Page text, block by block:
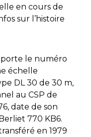
en cours de
sur l’histoire
porte le numéro
échelle
DL 30 de 30 m,
au CSP de
date de son
770 KB6.
en 1979